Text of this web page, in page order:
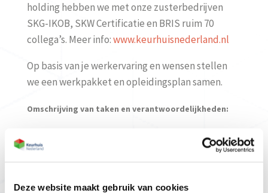
Deze website maakt gebruik van cookies
holding hebben we met onze zusterbedrijven
SKG-IKOB, SKW Certificatie en BRIS ruim 70
collega’s. Meer info:www.keurhuisnederland.nl
Op basis van je werkervaring en wensen stellen
we een werkpakket en opleidingsplan samen.
Omschrijving van taken en verantwoordelijkheden:
meerjarenonderhoudsplannen
(MJOP)op basis
van conditiemeting
Het uitvoeren van bouwkundige aan- en